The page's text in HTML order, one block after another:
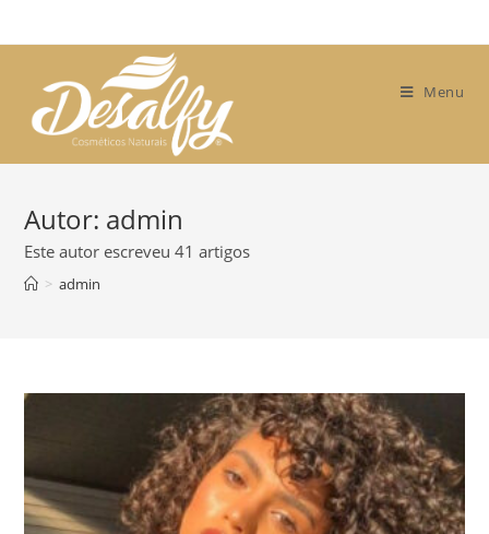
to
Menu
Autor: admin
Este autor escreveu 41 artigos
> admin